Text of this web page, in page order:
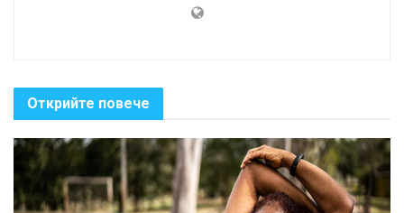
Открийте повече